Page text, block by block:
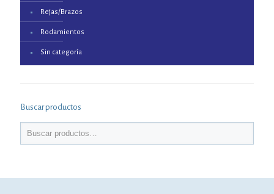
Rejas/Brazos
Rodamientos
Sin categoría
Buscar productos